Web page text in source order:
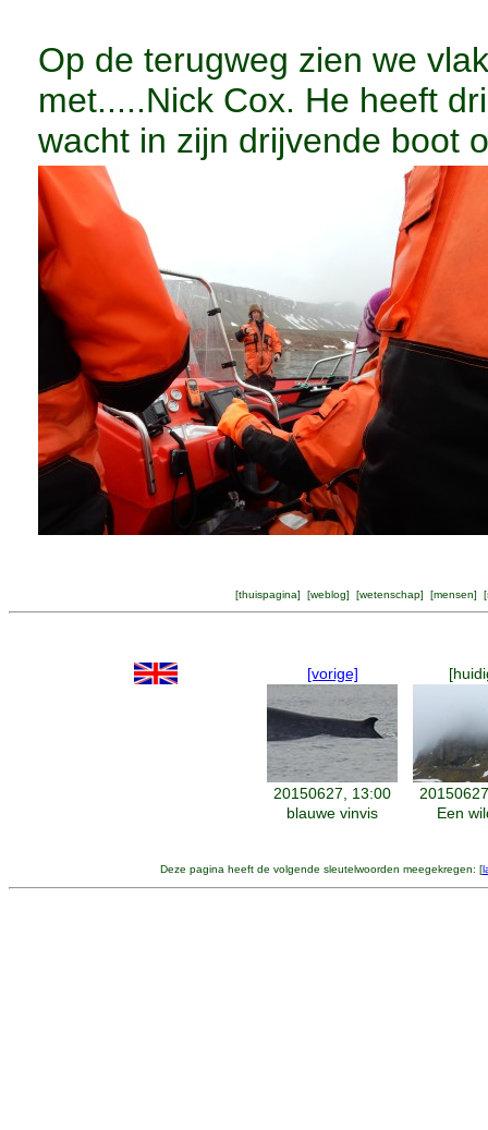
Op de terugweg zien we
met.....Nick Cox. He heeft
wacht in zijn drijvende boot
[thuispagina] [weblog] [wetenschap] [mensen] [
[vorige]
20150627, 13:00
blauwe vinvis
Een
Deze pagina heeft de volgende sleutelwoorden meegekregen: [